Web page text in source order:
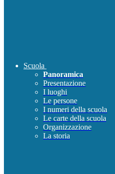
Scuola
Panoramica
Presentazione
I luoghi
Le persone
I numeri della scuola
Le carte della scuola
Organizzazione
La storia